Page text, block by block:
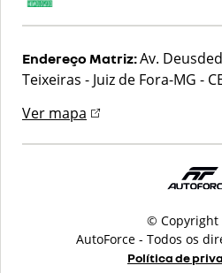
Endereço Matriz:Av.
Teixeiras - Juiz de Fora-MG -
Ver mapa
© Copyright
AutoForce - Todos os
Política de